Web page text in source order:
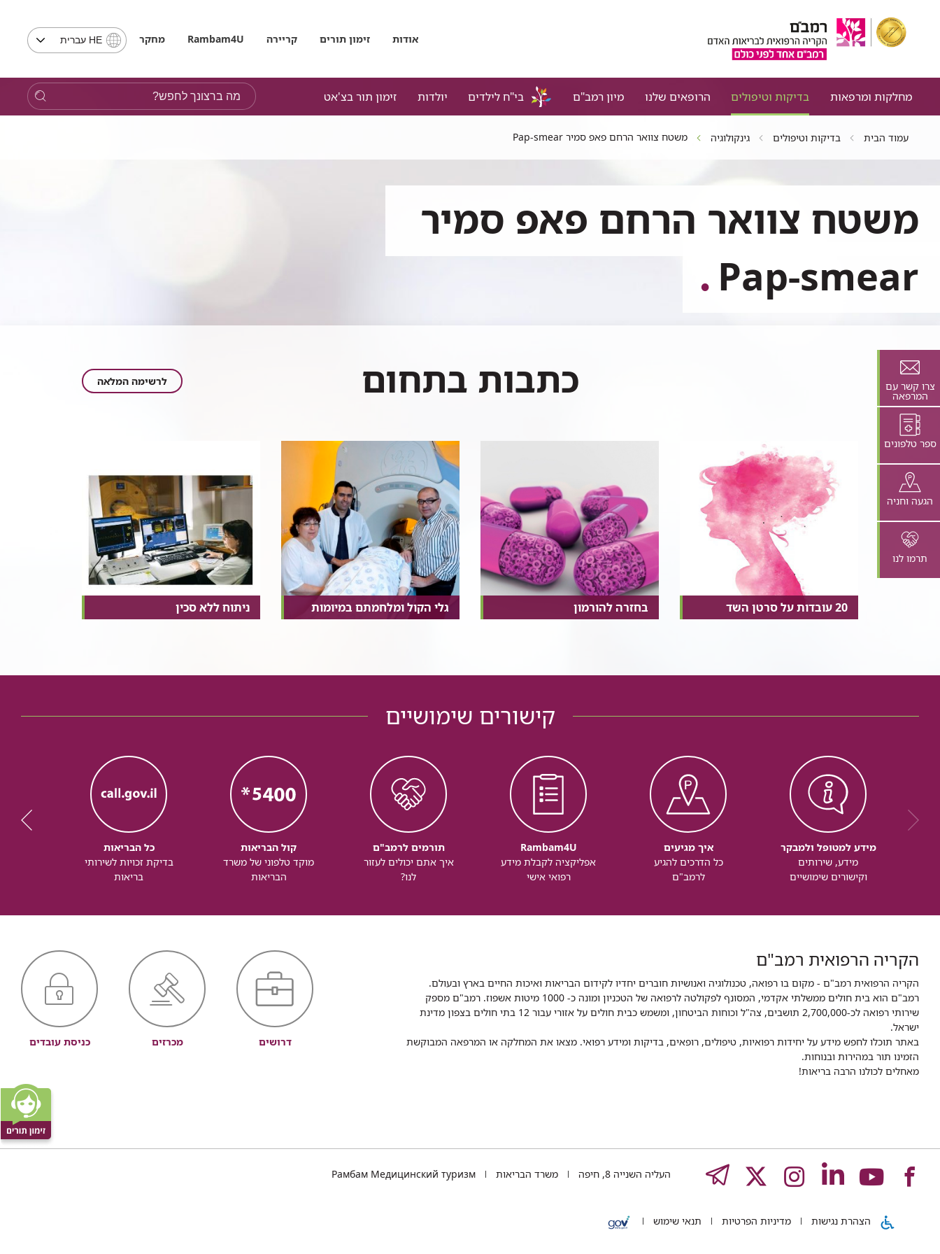
אודות זימון תורים קריירה Rambam4U מחקר
בחירת
שים
לב,
בבחירת
HE עברית
מחלקות ומרפאות בדיקות וטיפולים הרופאים שלנו מיון רמב"ם בי"ח לילדים יולדות זימון תור בצ'אט
מה
ברצונך
לחפש?
צרו קשר עם
המרפאה
ספר טלפונים
הגעה וחניה
תרמו לנו
עמוד הבית בדיקות וטיפולים גינקולוגיה משטח צוואר הרחם פאפ סמיר Pap-smear
משטח צוואר הרחם פאפ סמיר
Pap-smear
כתבות בתחום
כתבות
בתחום
לרשימה המלאה
20 עובדות על סרטן השד בחזרה להורמון גלי הקול ומלחמתם במיומות ניתוח ללא סכין
קישורים שימושיים
מידע למטופל ולמבקר
מידע, שירותים
וקישורים שימושיים
איך מגיעים
כל הדרכים להגיע
לרמב"ם
Rambam4U
אפליקציה לקבלת מידע
רפואי אישי
תורמים לרמב"ם
איך אתם יכולים לעזור
לנו?
קול הבריאות
מוקד טלפוני של משרד
הבריאות
כל הבריאות
בדיקת זכויות לשירותי
בריאות
הקריה הרפואית רמב"ם
הקריה הרפואית רמב"ם - מקום בו רפואה, טכנולוגיה ואנושיות חוברים יחדיו לקידום הבריאות ואיכות החיים בארץ ובעולם.
רמב"ם הוא בית חולים ממשלתי אקדמי, המסונף לפקולטה לרפואה של הטכניון ומונה כ- 1000 מיטות אשפוז. רמב"ם מספק
שירותי רפואה לכ-2,700,000 תושבים, צה"ל וכוחות הביטחון, ומשמש כבית חולים על אזורי עבור 12 בתי חולים בצפון מדינת
ישראל.
באתר תוכלו לחפש מידע על יחידות רפואיות, טיפולים, רופאים, בדיקות ומידע רפואי. מצאו את המחלקה או המרפאה המבוקשת
הזמינו תור במהירות ובנוחות.
מאחלים לכולנו הרבה בריאות!
דרושים מכרזים כניסת עובדים
לעמוד
של
לעמוד
של
לעמוד
של
לעמוד
של
לעמוד
של
TELEGRAM
העליה השנייה 8, חיפה משרד הבריאות Рамбам Медицинский туризм
הצהרת נגישות מדיניות הפרטיות תנאי שימוש